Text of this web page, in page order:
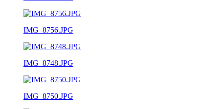
IMG_8756.JPG
IMG_8748.JPG
IMG_8750.JPG